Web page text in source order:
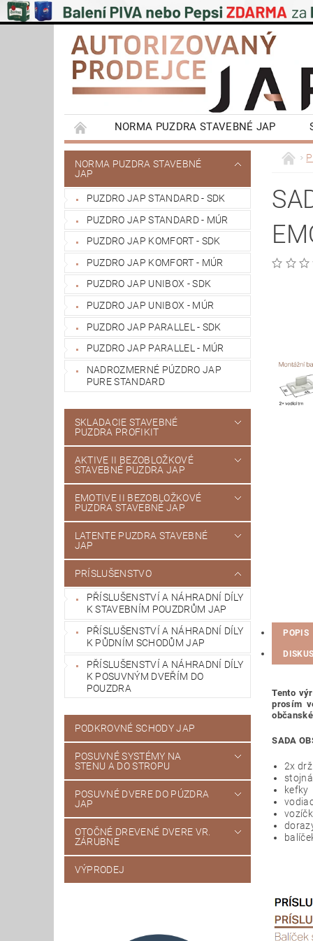
NORMA PUZDRA STAVEBNÉ JAP
EMOTIVE II BEZOBLOŽKOVÉ PUZDRA
POSUVNÉ SYSTÉMY NA STENU A DO STROPU
VÝPRODEJ
OBCHODNÍ PODMÍNKY
REFERENCIE ZÁKAZNÍKOV
NAŠE
NORMA PUZDRA STAVEBNÉ
JAP
PUZDRO JAP STANDARD - SDK
PUZDRO JAP STANDARD - MÚR
PUZDRO JAP KOMFORT - SDK
PUZDRO JAP KOMFORT - MÚR
PUZDRO JAP UNIBOX - SDK
PUZDRO JAP UNIBOX - MÚR
PUZDRO JAP PARALLEL - SDK
PUZDRO JAP PARALLEL - MÚR
NADROZMERNÉ PÚZDRO JAP
PURE STANDARD
SKLADACIE STAVEBNÉ
PUZDRA PROFIKIT
AKTIVE II BEZOBLOŽKOVÉ
STAVEBNÉ PUZDRA JAP
EMOTIVE II BEZOBLOŽKOVÉ
PUZDRA STAVEBNÉ JAP
LATENTE PUZDRA STAVEBNÉ
JAP
PRÍSLUŠENSTVO
PŘÍSLUŠENSTVÍ A NÁHRADNÍ DÍLY
K STAVEBNÍM POUZDRŮM JAP
PŘÍSLUŠENSTVÍ A NÁHRADNÍ DÍLY
K PŮDNÍM SCHODŮM JAP
PŘÍSLUŠENSTVÍ A NÁHRADNÍ DÍLY
K POSUVNÝM DVEŘÍM DO
POUZDRA
PODKROVNÉ SCHODY JAP
POSUVNÉ SYSTÉMY NA
STENU A DO STROPU
POSUVNÉ DVERE DO PÚZDRA
JAP
OTOČNÉ DREVENÉ DVERE VR.
ZÁRUBNE
VÝPRODEJ
POPIS
Tento
prosím
SADA
2x
kefky